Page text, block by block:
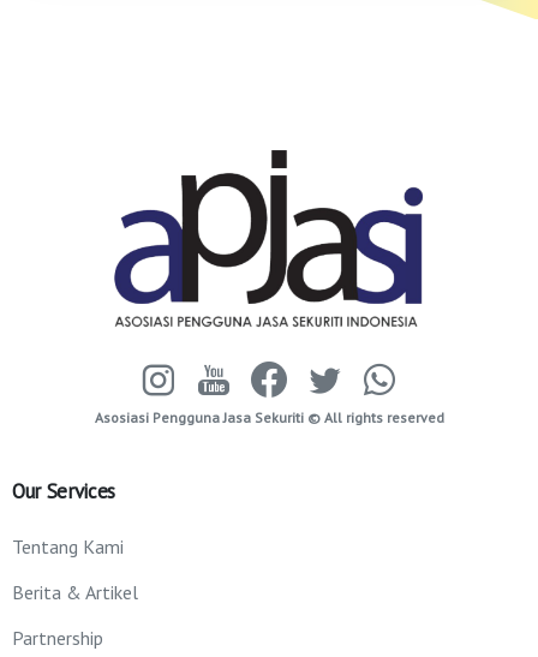
Asosiasi Pengguna Jasa Sekuriti © All rights reserved
Our Services
Tentang Kami
Berita & Artikel
Partnership